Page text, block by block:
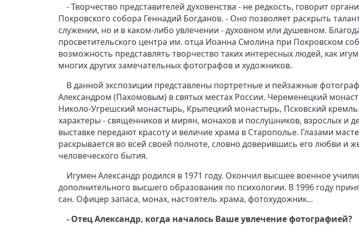
- Творчество представителей духовенства - не редкость, говорит
Покровского собора Геннадий Богданов. - Оно позволяет раскрыть
служении, но и в каком-либо увлечении - духовном или душевном.
просветительского центра им. отца Иоанна Смолина при Покровском
возможность представлять творчество таких интересных людей, как
многих других замечательных фотографов и художников.
В данной экспозиции представлены портретные и пейзажные
Александром (Пахомовым) в святых местах России. Череменецкий
Николо-Угрешский монастырь, Крыпецкий монастырь, Псковский
характеры - священников и мирян, монахов и послушников, взрослых и
выставке передают красоту и величие храма в Старополье. Глазами
раскрывается во всей своей полноте, словно доверившись его любви и
человеческого бытия.
Игумен Александр родился в 1971 году. Окончил высшее военное
дополнительного высшего образования по психологии. В 1996 году
сан. Офицер запаса, монах, настоятель храма, фотохудожник...
- Отец Александр, когда началось Ваше увлечение фотографией?